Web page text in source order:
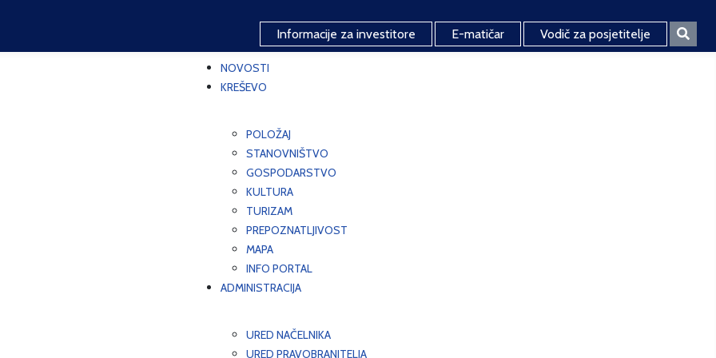
Informacije za investitore E-matičar Vodič za posjetitelje
NOVOSTI
KREŠEVO
POLOŽAJ
STANOVNIŠTVO
GOSPODARSTVO
KULTURA
TURIZAM
PREPOZNATLJIVOST
MAPA
INFO PORTAL
ADMINISTRACIJA
URED NAČELNIKA
URED PRAVOBRANITELJA